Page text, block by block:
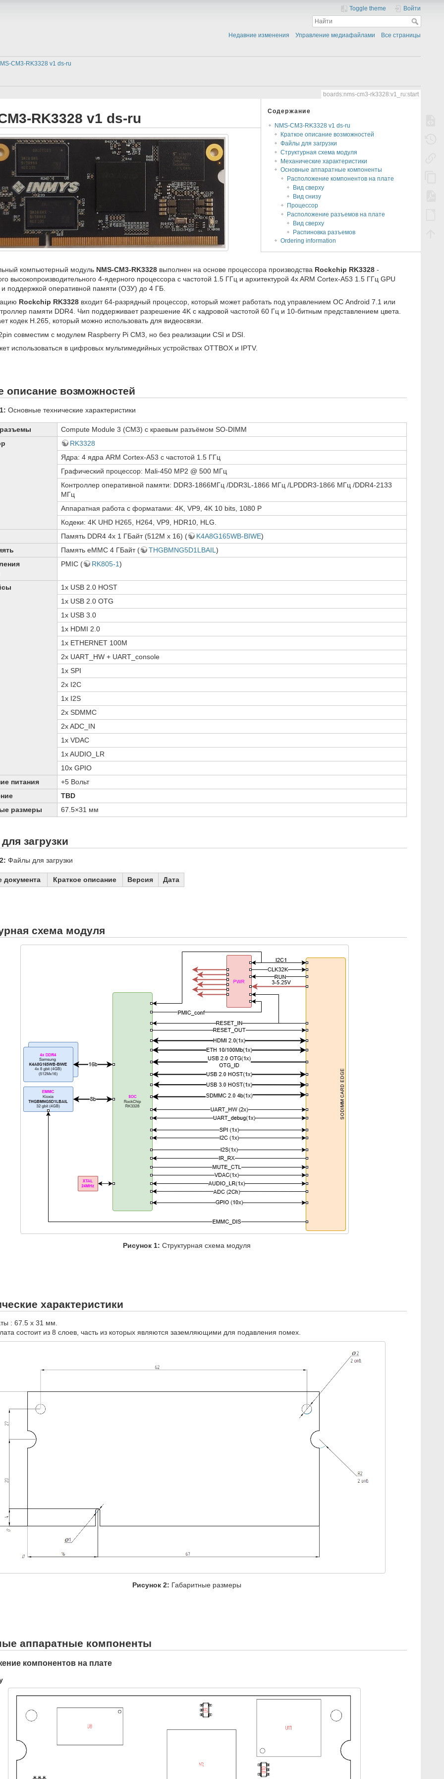
Toggle theme Войти
Недавние изменения Управление медиафайлами Все страницы
CM3-RK3328 v1 ds-ru
boards:nms-cm3-rk3328:v1_ru:start
Содержание
NMS-CM3-RK3328 v1 ds-ru
Краткое описание возможностей
Файлы для загрузки
Структурная схема модуля
Механические характеристики
Основные аппаратные компоненты
Расположение компонентов на плате
Вид сверху
Вид снизу
Процессор
Расположение разъемов на плате
Вид сверху
Распиновка разъемов
Ordering information
RK3328 v1 ds-ru
компьютерный модуль NMS-CM3-RK3328выполнен на основе процессора производства Rockchip RK3328-
высокопроизводительного 4-ядерного процессора с частотой 1.5 ГГц и архитектурой 4x ARM Cortex-A53 1.5 ГГц GPU
поддержкой оперативной памяти (ОЗУ) до 4 ГБ.
Rockchip RK3328входит 64-разрядный процессор, который может работать под управлением ОС Android 7.1 или
памяти DDR4. Чип поддерживает разрешение 4K с кадровой частотой 60 Гц и 10-битным представлением цвета.
кодек H.265, который можно использовать для видеосвязи.
совместим с модулем Raspberry Pi CM3, но без реализации CSI и DSI.
использоваться в цифровых мультимедийных устройствах OTTBOX и IPTV.
описание возможностей
Основные технические характеристики
Compute Module 3 (CM3) с краевым разъёмом SO-DIMM
RK3328
Ядра: 4 ядра ARM Cortex-A53 c частотой 1.5 ГГц
Графический процессор: Mali-450 MP2 @ 500 МГц
Контроллер оперативной памяти: DDR3-1866МГц /DDR3L-1866 МГц /LPDDR3-1866 МГц /DDR4-2133
МГц
Аппаратная работа с форматами: 4K, VP9, 4K 10 bits, 1080 P
Кодеки: 4K UHD H265, H264, VP9, HDR10, HLG.
Память DDR4 4х 1 ГБайт (512M x 16) ( K4A8G165WB-BIWE)
Память eMMC 4 ГБайт ( THGBMNG5D1LBAIL )
PMIC ( RK805-1)
1x USB 2.0 HOST
1x USB 2.0 OTG
1x USB 3.0
1x HDMI 2.0
1x ETHERNET 100M
2x UART_HW + UART_console
1x SPI
2x I2C
1x I2S
2x SDMMC
2x ADC_IN
1x VDAC
1x AUDIO_LR
10x GPIO
питания
+5 Вольт
TBD
размеры
67.5×31 мм
загрузки
Файлы для загрузки
документа Краткое описание Версия Дата
схема модуля
Рисунок 1: Структурная схема модуля
характеристики
: 67.5 х 31 мм.
состоит из 8 слоев, часть из которых являются заземляющими для подавления помех.
Рисунок 2: Габаритные размеры
аппаратные компоненты
компонентов на плате